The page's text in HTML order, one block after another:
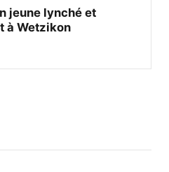
jeune lynché et
à Wetzikon